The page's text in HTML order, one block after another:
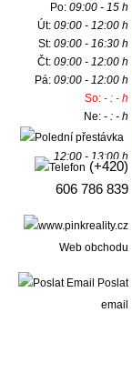
Po:09:00 - 15 h
Út:09:00 - 12:00 h
St:09:00 - 16:30 h
Čt:09:00 - 12:00 h
Pá:09:00 - 12:00 h
So:- : - h
Ne:- : - h
12:00 - 13:00 h
(+420)
606 786 839
Web obchodu
Poslat
email